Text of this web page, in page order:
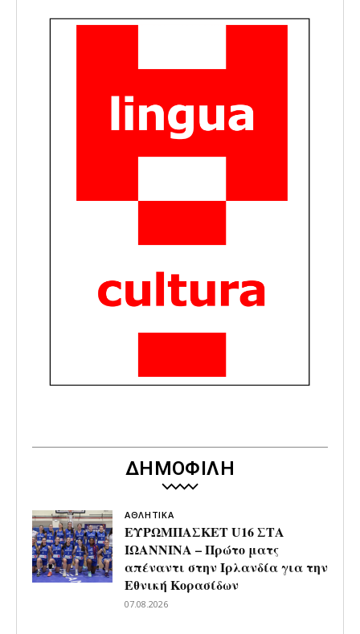
ΔΗΜΟΦΙΛΗ
ΑΘΛΗΤΙΚΑ
ΕΥΡΩΜΠΑΣΚΕΤ U16 ΣΤΑ
ΙΩΑΝΝΙΝΑ – Πρώτο ματς
απέναντι στην Ιρλανδία για την
Εθνική Κορασίδων
07.08.2026